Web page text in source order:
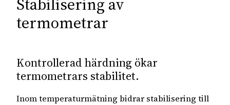
termometrar
Kontrollerad härdning ökar
termometrars stabilitet.
Inom temperaturmätning bidrar stabilisering till